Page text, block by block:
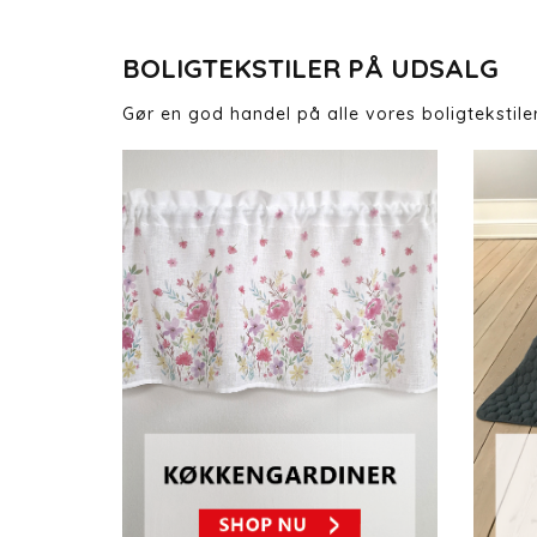
BOLIGTEKSTILER PÅ UDSALG
Gør en god handel på alle vores